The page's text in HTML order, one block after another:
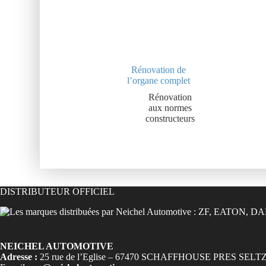
Rénovation de
l’organe complet
Rénovation
aux normes
constructeurs
DISTRIBUTEUR OFFICIEL
NEICHEL AUTOMOTIVE
Adresse : 25 rue de l’Eglise – 67470 SCHAFFHOUSE PRES